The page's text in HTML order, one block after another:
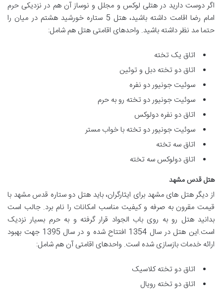
اگر دوست دارید در هتلی لوکس و مجلل و نوساز آن هم در نزدیکی حرم
امام رضا اقامت داشته باشید، هتل 5 ستاره خورشید هشتم در میان را
حتما مد نظر داشته باشید. واحدهای اقامتی هتل هم شامل:
اتاق یک تخته
اتاق دو تخته دبل و توئین
سوئیت جونیور دو نفره
سوئیت جونیور دو تخته رو به حرم
اتاق دو نفره دولوکس
سوئیت جونیور دو تخته با خواب مستر
اتاق سه تخته
اتاق دولوکس سه تخته
هتل قدس مشهد
از دیگر هتل های مشهد برای ایثارگران، باید هتل دو ستاره قدس مشهد با
قیمت مقرون به صرفه و کیفیت مناسب امکانات را نام برد. جالب است
بدانید هتل رو به روی باب الجواد قرار گرفته و به حرم بسیار نزدیک
است.این هتل در سال 1354 افتتاح شده و در سال 1395 جهت بهبود
ارائه خدمات بازسازی شده است. واحدهای اقامتی آن هم شامل:
اتاق دو تخته کلاسیک
اتاق دو تخته رویال